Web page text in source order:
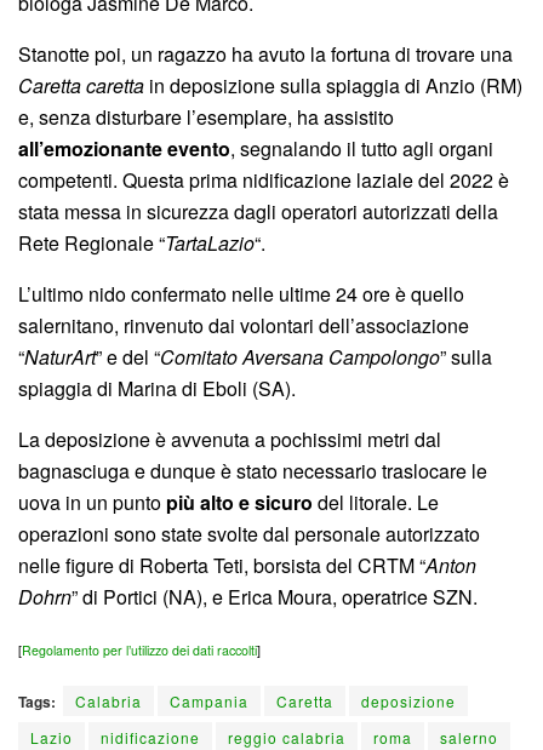
Stanotte poi, un ragazzo ha avuto la fortuna di trovare una
Caretta caretta in deposizione sulla spiaggia di Anzio (RM)
e, senza disturbare l’esemplare, ha assistito
all’emozionante evento, segnalando il tutto agli organi
competenti. Questa prima nidificazione laziale del 2022 è
stata messa in sicurezza dagli operatori autorizzati della
Rete Regionale “TartaLazio“.
L’ultimo nido confermato nelle ultime 24 ore è quello
salernitano, rinvenuto dai volontari dell’associazione
“NaturArt” e del “Comitato Aversana Campolongo” sulla
spiaggia di Marina di Eboli (SA).
La deposizione è avvenuta a pochissimi metri dal
bagnasciuga e dunque è stato necessario traslocare le
uova in un punto più alto e sicuro del litorale. Le
operazioni sono state svolte dal personale autorizzato
nelle figure di Roberta Teti, borsista del CRTM “Anton
Dohrn” di Portici (NA), e Erica Moura, operatrice SZN.
[Regolamento per l’utilizzo dei dati raccolti]
Tags: Calabria Campania Caretta
deposizione
Lazio
nidificazione reggio calabria roma
salerno